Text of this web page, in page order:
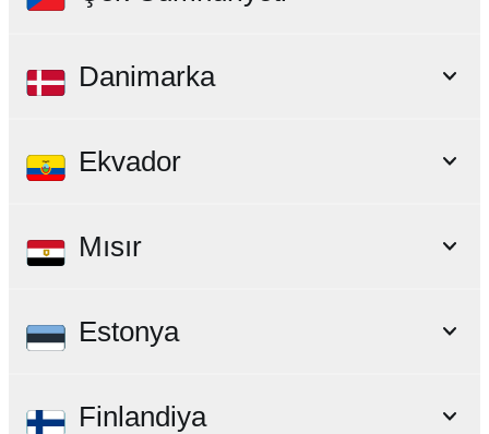
Danimarka
Ekvador
Mısır
Estonya
Finlandiya